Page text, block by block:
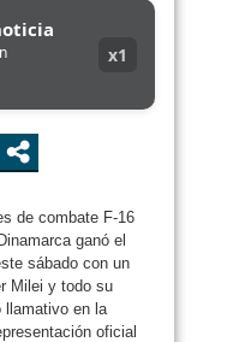
x1
de combate F-16
ganó el
sábado con un
Milei y todo su
llamativo en la
oficial